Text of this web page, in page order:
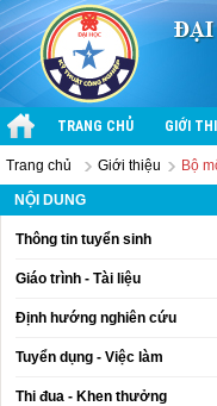
TRANG CHỦ GIỚI
Trang chủ Giới thiệu Bộ
NỘI DUNG
Thông tin tuyển sinh
Giáo trình - Tài liệu
Định hướng nghiên cứu
Tuyển dụng - Việc làm
Thi đua - Khen thưởng